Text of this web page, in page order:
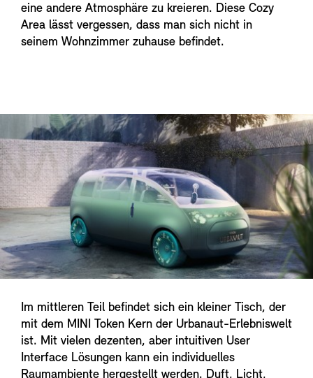
eine andere Atmosphäre zu kreieren. Diese Cozy
Area lässt vergessen, dass man sich nicht in
seinem Wohnzimmer zuhause befindet.
Im mittleren Teil befindet sich ein kleiner Tisch, der
mit dem MINI Token Kern der Urbanaut-Erlebniswelt
ist. Mit vielen dezenten, aber intuitiven User
Interface Lösungen kann ein individuelles
Raumambiente hergestellt werden. Duft, Licht,